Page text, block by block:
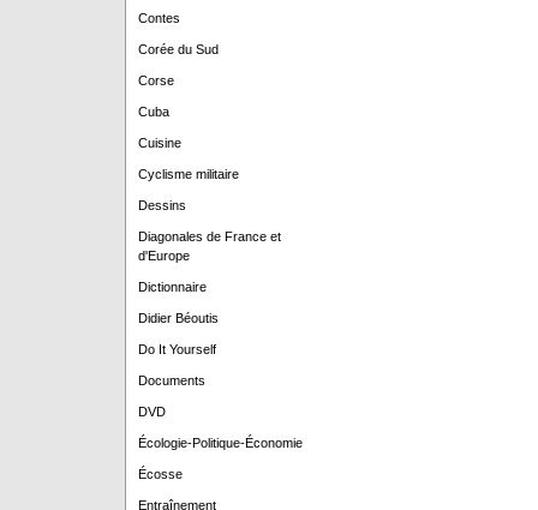
Contes
Corée du Sud
Corse
Cuba
Cuisine
Cyclisme militaire
Dessins
Diagonales de France et
d'Europe
Dictionnaire
Didier Béoutis
Do It Yourself
Documents
DVD
Écologie-Politique-Économie
Écosse
Entraînement